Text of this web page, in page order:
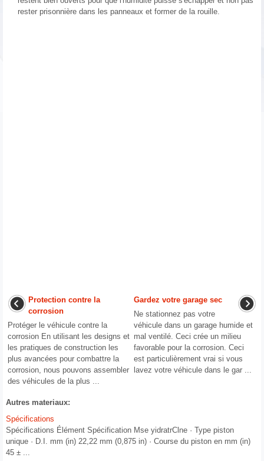
rester prisonnière dans les panneaux et former de la rouille.
Protection contre la
corrosion
Protéger le véhicule contre la
corrosion En utilisant les designs et
les pratiques de construction les
plus avancées pour combattre la
corrosion, nous pouvons assembler
des véhicules de la plus ...
Gardez votre garage sec
Ne stationnez pas votre
véhicule dans un garage humide et
mal ventilé. Ceci crée un milieu
favorable pour la corrosion. Ceci
est particulièrement vrai si vous
lavez votre véhicule dans le gar ...
Autres materiaux:
Spécifications
Spécifications Élément Spécification Mse yidratrClne · Type piston
unique · D.I. mm (in) 22,22 mm (0,875 in) · Course du piston en mm (in)
45 ± ...